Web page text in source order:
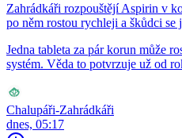
Zahrádkáři rozpouštějí Aspirin v
po něm rostou rychleji a škůdci
Jedna tableta za pár korun může
systém. Věda to potvrzuje už od
Chalupáři-Zahrádkáři
dnes, 05:17